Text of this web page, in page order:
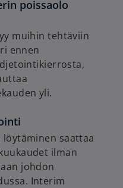
poissaolo
muihin tehtäviin
ennen
yli.
saattaa
ilman
johdon
Interim